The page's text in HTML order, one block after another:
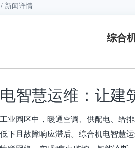
新闻详情
综合
智慧运维：让建
业园区中，暖通空调、供配电、给
下且故障响应滞后。 综合机电智慧